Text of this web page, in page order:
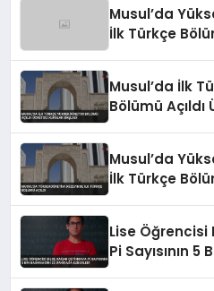
Musul’da
İlk Türkçe
Musul’da İlk
Bölümü
Musul’da
İlk Türkçe
Lise
Pi Sayısının 5